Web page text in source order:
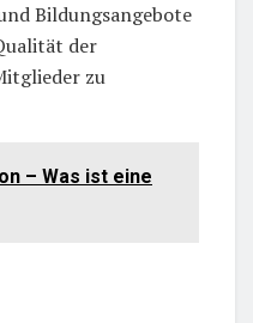
Bildungsangebote
der
zu
– Was ist eine